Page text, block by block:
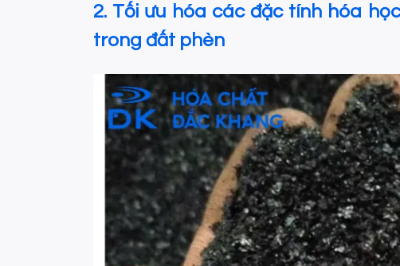
2. Tối ưu hóa các đặc tính hóa
trong đất phèn